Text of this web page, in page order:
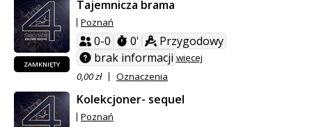
ZAMKNIĘTY
Tajemnicza brama
Poznań
0-0 0'
Przygodowy
brak informacji więcej
0,00 zł
Oznaczenia
Kolekcjoner- sequel
Poznań